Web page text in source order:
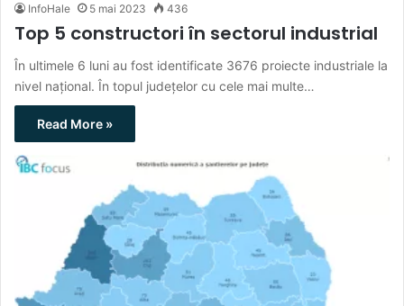
InfoHale 5 mai 2023 436
Top 5 constructori în sectorul industrial
În ultimele 6 luni au fost identificate 3676 proiecte industriale la
nivel național. În topul județelor cu cele mai multe…
Read More »